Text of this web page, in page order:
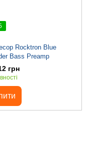
Rocktron Blue
Bass Preamp
грн